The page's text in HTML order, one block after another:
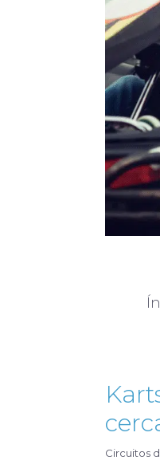
Circuitos de karts para todas las edades, espacios seguros y opciones para pasar un día inolvidable en familia, muy